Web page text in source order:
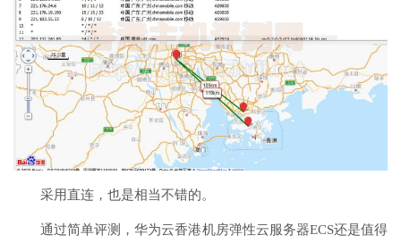
采用直连，也是相当不错的。
通过简单评测，华为云香港机房弹性云服务器ECS还是值得